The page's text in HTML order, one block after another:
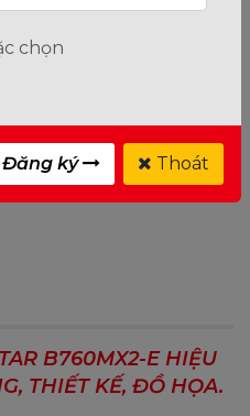
motherboard
,
BIOSTAR
B760MX2-E HIỆU
THIẾT KẾ, ĐỒ HỌA.
chọn
Đăng ký Thoát